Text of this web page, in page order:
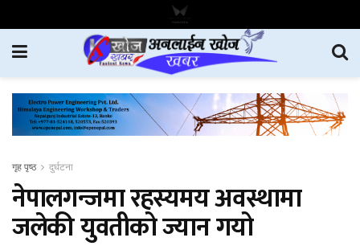
गृह पृष्ठ दुर्घटना
नेपालगन्जमा रहस्यमय अवस्थामा
जलेकी युवतीको ज्यान गयो